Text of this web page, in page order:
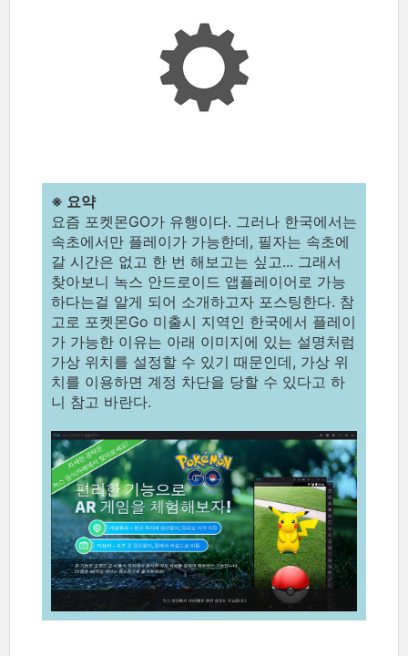
※ 요약
요즘 포켓몬GO가 유행이다. 그러나 한국에서는
속초에서만 플레이가 가능한데, 필자는 속초에
갈 시간은 없고 한 번 해보고는 싶고... 그래서
찾아보니 녹스 안드로이드 앱플레이어로 가능
하다는걸 알게 되어 소개하고자 포스팅한다. 참
고로 포켓몬Go 미출시 지역인 한국에서 플레이
가 가능한 이유는 아래 이미지에 있는 설명처럼
가상 위치를 설정할 수 있기 때문인데, 가상 위
치를 이용하면 계정 차단을 당할 수 있다고 하
니 참고 바란다.